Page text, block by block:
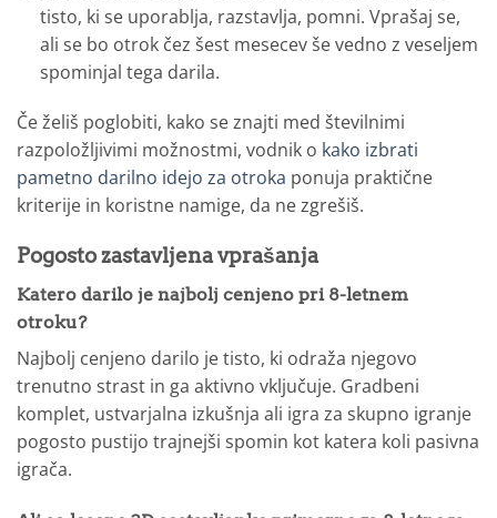
tisto, ki se uporablja, razstavlja, pomni. Vprašaj se,
ali se bo otrok čez šest mesecev še vedno z veseljem
spominjal tega darila.
Če želiš poglobiti, kako se znajti med številnimi
razpoložljivimi možnostmi, vodnik o kako izbrati
pametno darilno idejo za otroka ponuja praktične
kriterije in koristne namige, da ne zgrešiš.
Pogosto zastavljena vprašanja
Katero darilo je najbolj cenjeno pri 8-letnem
otroku?
Najbolj cenjeno darilo je tisto, ki odraža njegovo
trenutno strast in ga aktivno vključuje. Gradbeni
komplet, ustvarjalna izkušnja ali igra za skupno igranje
pogosto pustijo trajnejši spomin kot katera koli pasivna
igrača.